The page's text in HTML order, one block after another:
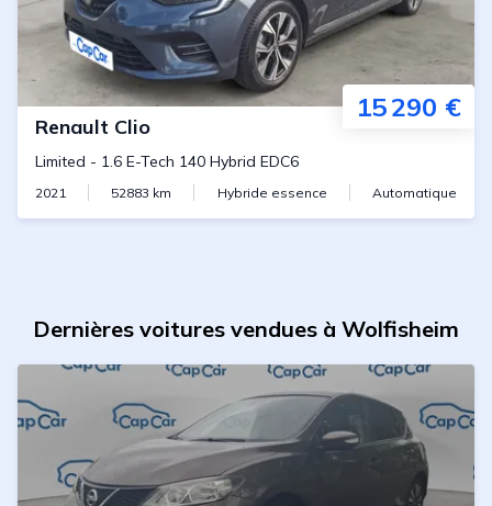
15 290 €
Renault Clio
Limited - 1.6 E-Tech 140 Hybrid EDC6
2021 52883 km Hybride essence Automatique
Dernières voitures vendues à Wolfisheim